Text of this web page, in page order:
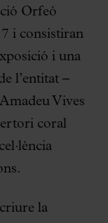
Orfeó
i consistiran
i una
l’entitat –
Vives
coral
la